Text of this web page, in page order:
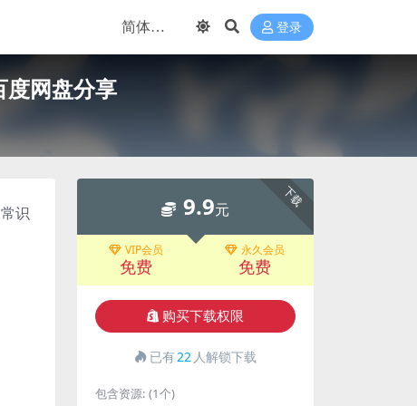
登录
度网盘分享
识
下载
9.9元
VIP会员
免费
永久会员
免费
购买下载权限
已有22 人解锁下载
包含资源: (1个)